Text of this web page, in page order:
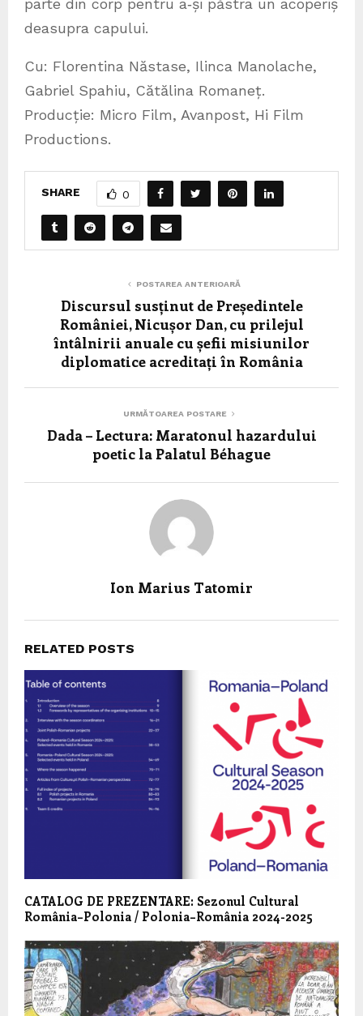
deasupra capului.
Cu: Florentina Năstase, Ilinca Manolache,
Gabriel Spahiu, Cătălina Romaneț.
Producție: Micro Film, Avanpost, Hi Film
Productions.
SHARE 0
POSTAREA ANTERIOARĂ
Discursul susținut de Președintele
României, Nicușor Dan, cu prilejul
întâlnirii anuale cu șefii misiunilor
diplomatice acreditați în România
URMĂTOAREA POSTARE
Dada – Lectura: Maratonul hazardului
poetic la Palatul Béhague
Ion Marius Tatomir
RELATED POSTS
CATALOG DE PREZENTARE: Sezonul Cultural
România–Polonia / Polonia–România 2024-2025